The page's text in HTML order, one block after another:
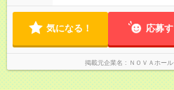
入社2～3年目でサブマネージ
アアップするケースも珍しくありません。 【
間あり 試用期間の長さ：1ヶ
と異なる部分があります。 雇
時給 1,400円以上 ※月途中で
インターンとして勤務になり
ト制 ［ シフト例 ］ ・平日⇒12：30-21：30 ・土日祝⇒10：00-
―――――――――――― 一校舎を
て、明日に備えよう」など、
気になる！ 応募
掲載元企業名 ＮＯＶＡホー